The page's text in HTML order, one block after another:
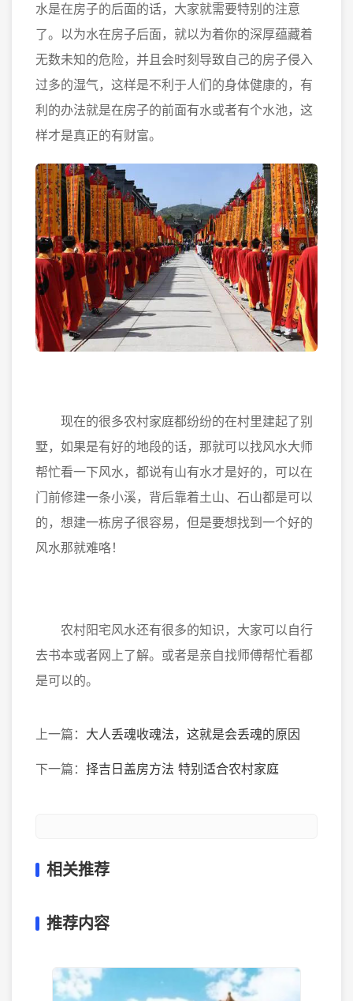
水是在房子的后面的话，大家就需要特别的注意
了。以为水在房子后面，就以为着你的深厚蕴藏着
无数未知的危险，并且会时刻导致自己的房子侵入
过多的湿气，这样是不利于人们的身体健康的，有
利的办法就是在房子的前面有水或者有个水池，这
样才是真正的有财富。
现在的很多农村家庭都纷纷的在村里建起了别
墅，如果是有好的地段的话，那就可以找风水大师
帮忙看一下风水，都说有山有水才是好的，可以在
门前修建一条小溪，背后靠着土山、石山都是可以
的，想建一栋房子很容易，但是要想找到一个好的
风水那就难咯！
农村阳宅风水还有很多的知识，大家可以自行
去书本或者网上了解。或者是亲自找师傅帮忙看都
是可以的。
上一篇： 大人丢魂收魂法，这就是会丢魂的原因
下一篇： 择吉日盖房方法 特别适合农村家庭
相关推荐
推荐内容